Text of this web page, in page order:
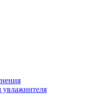
увлажнителя